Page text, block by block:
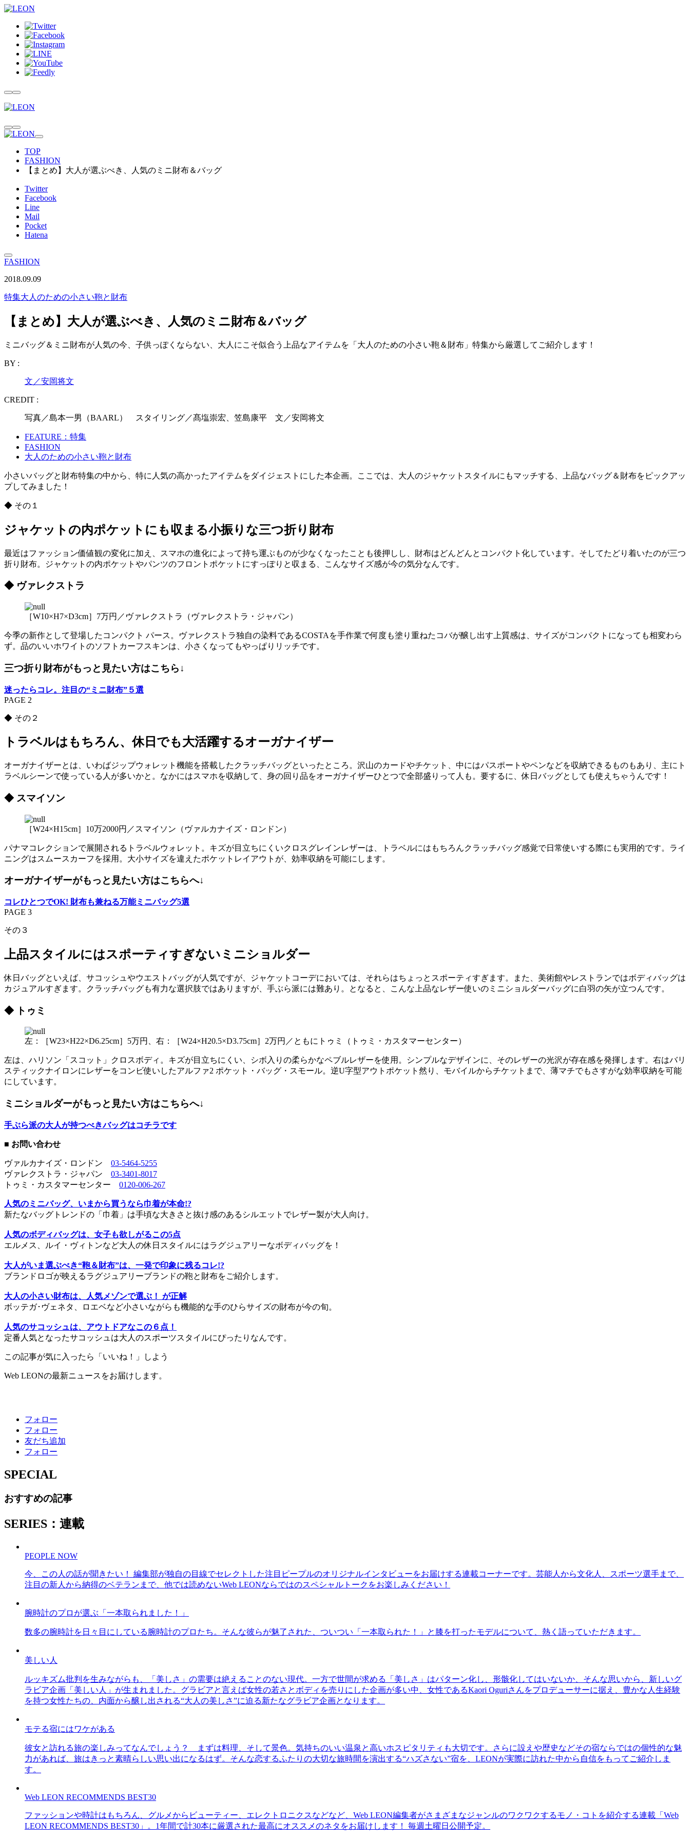
TOP
FASHION
【まとめ】大人が選ぶべき、人気のミニ財布＆バッグ
Twitter
Facebook
Line
Mail
Pocket
Hatena
FASHION
2018.09.09
特集大人のための小さい鞄と財布
【まとめ】大人が選ぶべき、人気のミニ財布＆バッグ
ミニバッグ＆ミニ財布が人気の今、子供っぽくならない、大人にこそ似合う上品なアイテムを「大人のための小さい鞄＆財布」特集から厳選してご紹介します！
BY :
文／安岡将文
CREDIT :
写真／島本一男（BAARL） スタイリング／髙塩崇宏、笠島康平 文／安岡将文
FEATURE：特集
FASHION
大人のための小さい鞄と財布
小さいバッグと財布特集の中から、特に人気の高かったアイテムをダイジェストにした本企画。ここでは、大人のジャケットスタイルにもマッチする、上品なバッグ＆財布をピックアッ
プしてみました！
◆ その１
ジャケットの内ポケットにも収まる小振りな三つ折り財布
最近はファッション価値観の変化に加え、スマホの進化によって持ち運ぶものが少なくなったことも後押しし、財布はどんどんとコンパクト化しています。そしてたどり着いたのが三つ
折り財布。ジャケットの内ポケットやパンツのフロントポケットにすっぽりと収まる、こんなサイズ感が今の気分なんです。
◆ ヴァレクストラ
［W10×H7×D3cm］7万円／ヴァレクストラ（ヴァレクストラ・ジャパン）
今季の新作として登場したコンパクト パース。ヴァレクストラ独自の染料であるCOSTAを手作業で何度も塗り重ねたコバが醸し出す上質感は、サイズがコンパクトになっても相変わら
ず。品のいいホワイトのソフトカーフスキンは、小さくなってもやっぱりリッチです。
三つ折り財布がもっと見たい方はこちら↓
迷ったらコレ。注目の“ミニ財布”５選
PAGE 2
◆ その２
トラベルはもちろん、休日でも大活躍するオーガナイザー
オーガナイザーとは、いわばジップウォレット機能を搭載したクラッチバッグといったところ。沢山のカードやチケット、中にはパスポートやペンなどを収納できるものもあり、主にト
ラベルシーンで使っている人が多いかと。なかにはスマホを収納して、身の回り品をオーガナイザーひとつで全部盛りって人も。要するに、休日バッグとしても使えちゃうんです！
◆ スマイソン
［W24×H15cm］10万2000円／スマイソン（ヴァルカナイズ・ロンドン）
パナマコレクションで展開されるトラベルウォレット。キズが目立ちにくいクロスグレインレザーは、トラベルにはもちろんクラッチバッグ感覚で日常使いする際にも実用的です。ライ
ニングはスムースカーフを採用。大小サイズを違えたポケットレイアウトが、効率収納を可能にします。
オーガナイザーがもっと見たい方はこちらへ↓
コレひとつでOK! 財布も兼ねる万能ミニバッグ5選
PAGE 3
その３
上品スタイルにはスポーティすぎないミニショルダー
休日バッグといえば、サコッシュやウエストバッグが人気ですが、ジャケットコーデにおいては、それらはちょっとスポーティすぎます。また、美術館やレストランではボディバッグは
カジュアルすぎます。クラッチバッグも有力な選択肢ではありますが、手ぶら派には難あり。となると、こんな上品なレザー使いのミニショルダーバッグに白羽の矢が立つんです。
◆ トゥミ
左：［W23×H22×D6.25cm］5万円、右：［W24×H20.5×D3.75cm］2万円／ともにトゥミ（トゥミ・カスタマーセンター）
左は、ハリソン「スコット」クロスボディ。キズが目立ちにくい、シボ入りの柔らかなペブルレザーを使用。シンプルなデザインに、そのレザーの光沢が存在感を発揮します。右はバリ
スティックナイロンにレザーをコンビ使いしたアルファ2 ポケット・バッグ・スモール。逆U字型アウトポケット然り、モバイルからチケットまで、薄マチでもさすがな効率収納を可能
にしています。
ミニショルダーがもっと見たい方はこちらへ↓
手ぶら派の大人が持つべきバッグはコチラです
■ お問い合わせ
ヴァルカナイズ・ロンドン 03-5464-5255
ヴァレクストラ・ジャパン 03-3401-8017
トゥミ・カスタマーセンター 0120-006-267
人気のミニバッグ、いまから買うなら巾着が本命!?
新たなバッグトレンドの「巾着」は手頃な大きさと抜け感のあるシルエットでレザー製が大人向け。
人気のボディバッグは、女子も欲しがるこの5点
エルメス、ルイ・ヴィトンなど大人の休日スタイルにはラグジュアリーなボディバッグを！
大人がいま選ぶべき“鞄＆財布”は、一発で印象に残るコレ!?
ブランドロゴが映えるラグジュアリーブランドの鞄と財布をご紹介します。
大人の小さい財布は、人気メゾンで選ぶ！ が正解
ボッテガ･ヴェネタ、ロエベなど小さいながらも機能的な手のひらサイズの財布が今の旬。
人気のサコッシュは、アウトドアなこの６点！
定番人気となったサコッシュは大人のスポーツスタイルにぴったりなんです。
この記事が気に入ったら「いいね！」しよう
Web LEONの最新ニュースをお届けします。
フォロー
フォロー
友だち追加
フォロー
SPECIAL
おすすめの記事
SERIES：連載
PEOPLE NOW
今、この人の話が聞きたい！ 編集部が独自の目線でセレクトした注目ピープルのオリジナルインタビューをお届けする連載コーナーです。芸能人から文化人、スポーツ選手まで、
注目の新人から納得のベテランまで、他では読めないWeb LEONならではのスペシャルトークをお楽しみください！
腕時計のプロが選ぶ「一本取られました！」
数多の腕時計を日々目にしている腕時計のプロたち。そんな彼らが魅了された、ついつい「一本取られた！」と膝を打ったモデルについて、熱く語っていただきます。
美しい人
ルッキズム批判を生みながらも、「美しさ」の需要は絶えることのない現代。一方で世間が求める「美しさ」はパターン化し、形骸化してはいないか、そんな思いから、新しいグ
ラビア企画「美しい人」が生まれました。グラビアと言えば女性の若さとボディを売りにした企画が多い中、女性であるKaori Oguriさんをプロデューサーに据え、豊かな人生経験
を持つ女性たちの、内面から醸し出される“大人の美しさ”に迫る新たなグラビア企画となります。
モテる宿にはワケがある
彼女と訪れる旅の楽しみってなんでしょう？ まずは料理、そして景色。気持ちのいい温泉と高いホスピタリティも大切です。さらに設えや歴史などその宿ならではの個性的な魅
力があれば、旅はきっと素晴らしい思い出になるはず。そんな恋するふたりの大切な旅時間を演出する“ハズさない”宿を、LEONが実際に訪れた中から自信をもってご紹介しま
す。
Web LEON RECOMMENDS BEST30
ファッションや時計はもちろん、グルメからビューティー、エレクトロニクスなどなど、Web LEON編集者がさまざまなジャンルのワクワクするモノ・コトを紹介する連載「Web
LEON RECOMMENDS BEST30」。1年間で計30本に厳選された最高にオススメのネタをお届けします！ 毎週土曜日公開予定。